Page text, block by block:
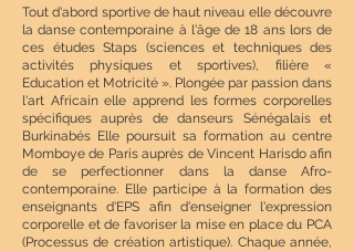
Tout d'abord sportive de haut niveau elle découvre
la danse contemporaine à l'âge de 18 ans lors de
ces études Staps (sciences et techniques des
activités physiques et sportives), filière «
Education et Motricité ». Plongée par passion dans
l'art Africain elle apprend les formes corporelles
spécifiques auprès de danseurs Sénégalais et
Burkinabés Elle poursuit sa formation au centre
Momboye de Paris auprès de Vincent Harisdo afin
de se perfectionner dans la danse Afro-
contemporaine. Elle participe à la formation des
enseignants d'EPS afin d'enseigner l'expression
corporelle et de favoriser la mise en place du PCA
(Processus de création artistique). Chaque année,